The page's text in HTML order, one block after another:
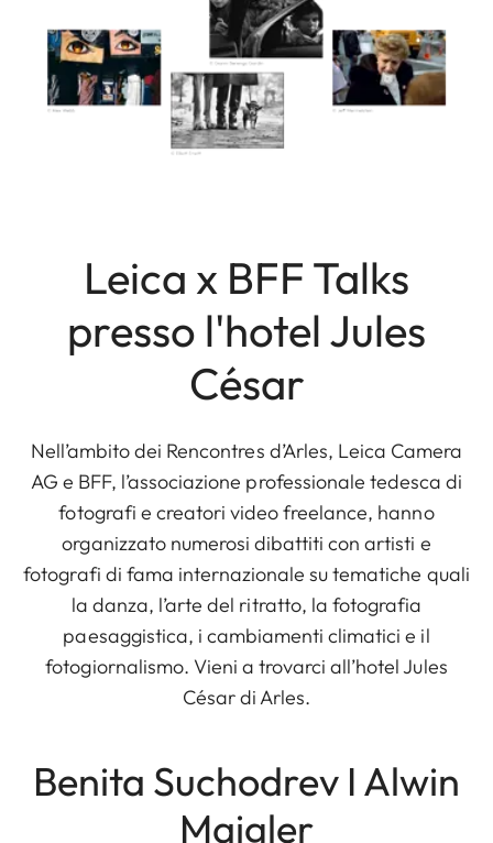
Leica x BFF Talks
presso l'hotel Jules
César
Nell’ambito dei Rencontres d’Arles, Leica Camera
AG e BFF, l’associazione professionale tedesca di
fotografi e creatori video freelance, hanno
organizzato numerosi dibattiti con artisti e
fotografi di fama internazionale su tematiche quali
la danza, l’arte del ritratto, la fotografia
paesaggistica, i cambiamenti climatici e il
fotogiornalismo. Vieni a trovarci all’hotel Jules
César di Arles.
Benita Suchodrev I Alwin
Maigler